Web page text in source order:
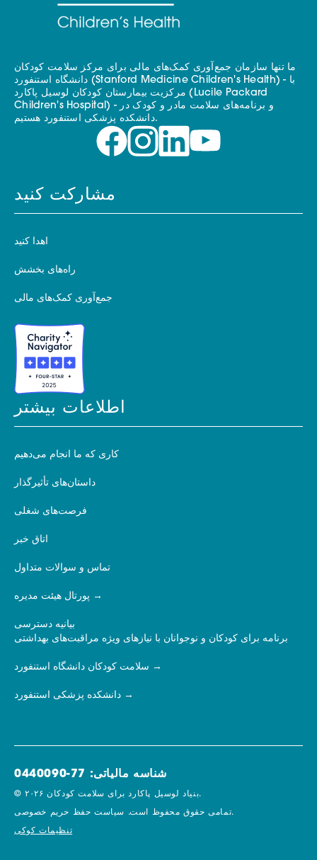
ما تنها سازمان جمع‌آوری کمک‌های مالی برای مرکز سلامت کودکان
دانشگاه استنفورد (Stanford Medicine Children's Health) - با
مرکزیت بیمارستان کودکان لوسیل پاکارد (Lucile Packard
Children's Hospital) - و برنامه‌های سلامت مادر و کودک در
دانشکده پزشکی استنفورد هستیم.
مشارکت کنید
اهدا کنید
راه‌های بخشش
جمع‌آوری کمک‌های مالی
اطلاعات بیشتر
کاری که ما انجام می‌دهیم
داستان‌های تأثیرگذار
فرصت‌های شغلی
اتاق خبر
تماس و سوالات متداول
پورتال هیئت مدیره
بیانیه دسترسی
برنامه برای کودکان و نوجوانان با نیازهای ویژه مراقبت‌های بهداشتی
سلامت کودکان دانشگاه استنفورد
دانشکده پزشکی استنفورد
شناسه مالیاتی: 77-0440090
© ۲۰۲۶ بنیاد لوسیل پاکارد برای سلامت کودکان.
تمامی حقوق محفوظ است.سیاست حفظ حریم خصوصی.
تنظیمات کوکی